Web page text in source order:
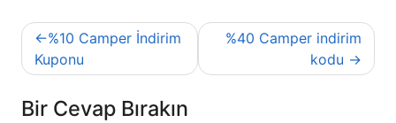
Yazı
gezinmesi
%10 Camper İndirim
Kuponu
%40 Camper indirim
kodu
Bir Cevap Bırakın